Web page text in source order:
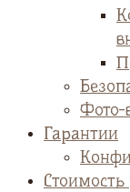
Фото-
Гарантии
Стоимость